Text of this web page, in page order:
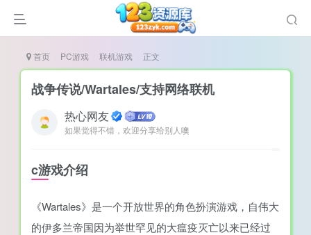
首页 PC游戏 联机游戏 正文
战争传说/Wartales/支持网络联机
热心网友
如果觉得不错，欢迎分享给别人噢
c游戏介绍
《Wartales》是一个开放世界的角色扮演游戏，自伟大
的伊多兰帝国因为举世罕见的大瘟疫灭亡以来已经过